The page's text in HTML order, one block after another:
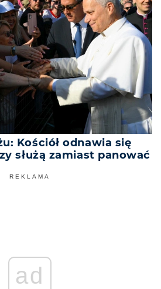
Kościół odnawia się
służą zamiast panować
REKLAMA
ad